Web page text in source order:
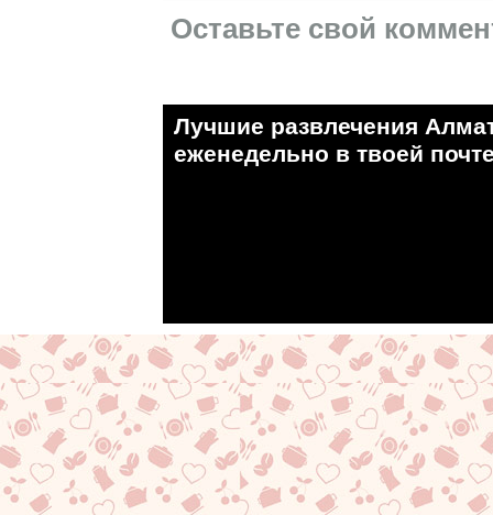
Оставьте свой
Лучшие развлечения
eженедельно в твоей